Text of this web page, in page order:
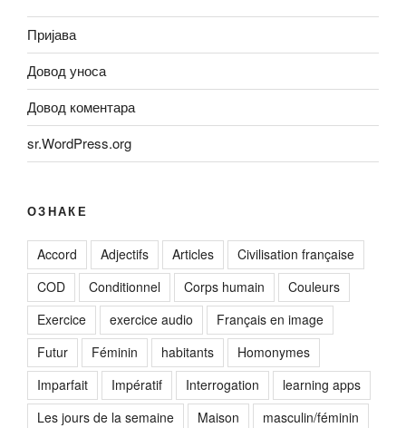
Пријава
Довод уноса
Довод коментара
sr.WordPress.org
ОЗНАКЕ
Accord Adjectifs Articles
Civilisation française
COD
Conditionnel Corps humain
Couleurs
Exercice
exercice audio
Français en image
Futur
Féminin habitants
Homonymes
Imparfait
Impératif Interrogation
learning apps
Les jours de la semaine
Maison
masculin/féminin